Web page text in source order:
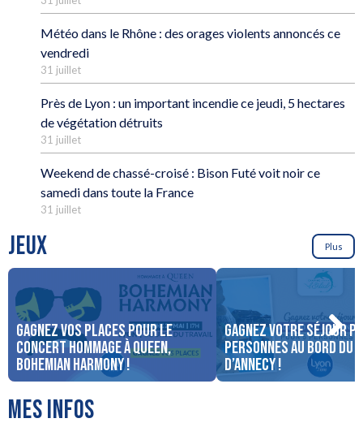
Météo dans le Rhône : des orages violents annoncés ce
vendredi
31 juillet
Près de Lyon : un important incendie ce jeudi, 5 hectares
de végétation détruits
31 juillet
Weekend de chassé-croisé : Bison Futé voit noir ce
samedi dans toute la France
31 juillet
JEUX Plus
Gagnez vos places pour le
concert Hommage à Queen,
Bohemian Harmony !
Gagnez votre séjour
personnes au bord du
d’Annecy !
MES INFOS